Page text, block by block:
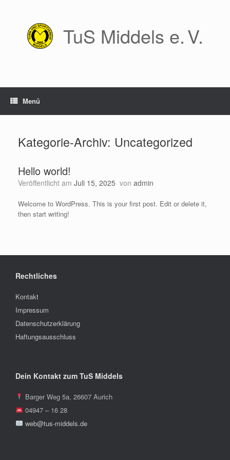
TuS Middels e. V.
Menü
Kategorie-Archiv: Uncategorized
Hello world!
Veröffentlicht am Juli 15, 2025 von admin
Welcome to WordPress. This is your first post. Edit or delete it,
then start writing!
Rechtliches
Kontakt
Impressum
Datenschutzerklärung
Haftungsausschluss
Dein Kontakt zum TuS Middels
Barger Weg 5a, 26607 Aurich
04947 – 16 28
web@tus-middels.de